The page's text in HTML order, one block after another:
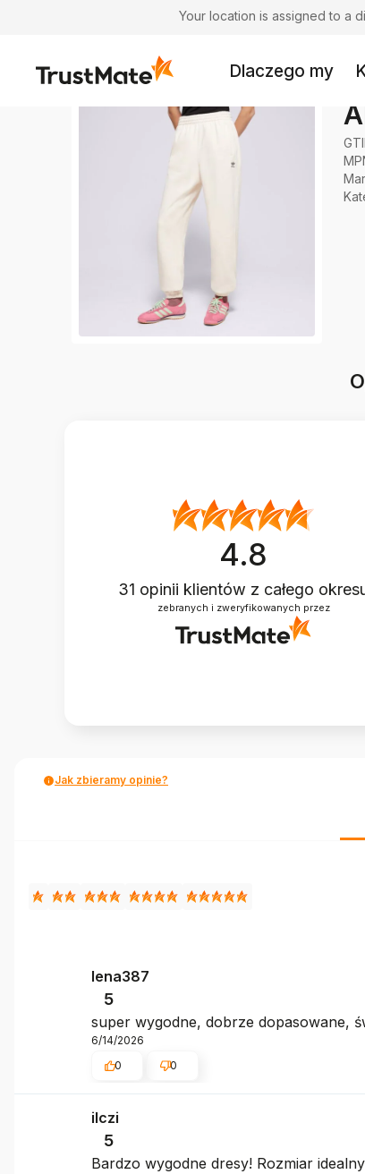
Your location is assigned to a
Dlaczego my
4.8
31 opinii klientów z całego
zebranych i zweryfikowanych przez
Jak zbieramy opinie?
lena387
5
super wygodne, dobrze dopasowane,
6/14/2026
0
0
ilczi
5
Bardzo wygodne dresy! Rozmiar